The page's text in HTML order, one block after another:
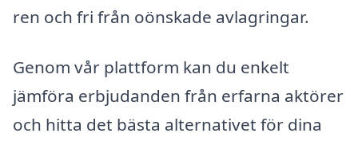
ren och fri från oönskade avlagringar.
Genom vår plattform kan du enkelt
jämföra erbjudanden från erfarna aktörer
och hitta det bästa alternativet för dina